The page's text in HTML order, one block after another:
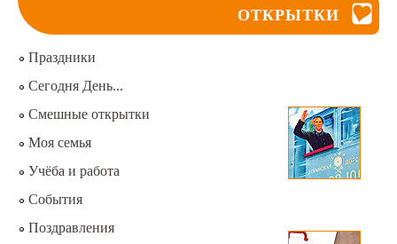
ОТКРЫТКИ
Праздники
Сегодня День...
Смешные открытки
Моя семья
Учёба и работа
События
Поздравления